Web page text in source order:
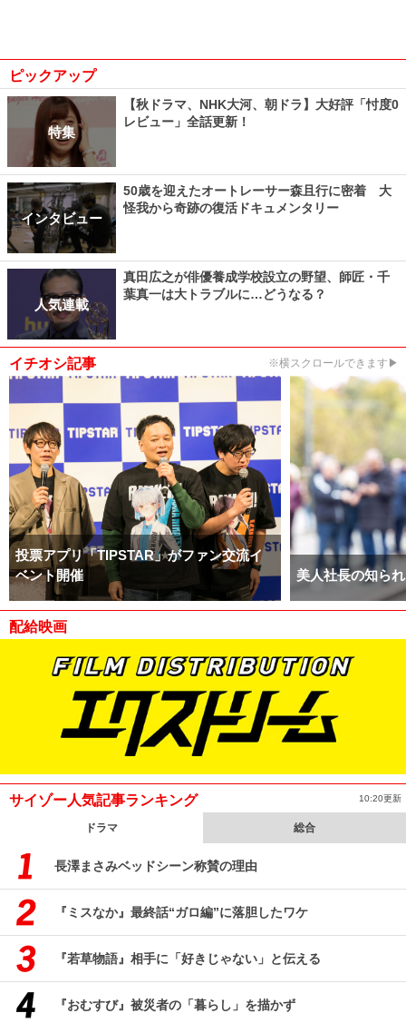
ピックアップ
特集
【秋ドラマ、NHK大河、朝ドラ】大好評「忖度0
レビュー」全話更新！
インタビュー
50歳を迎えたオートレーサー森且行に密着 大
怪我から奇跡の復活ドキュメンタリー
人気連載
真田広之が俳優養成学校設立の野望、師匠・千
葉真一は大トラブルに…どうなる？
イチオシ記事 ※横スクロールできます▶
投票アプリ「TIPSTAR」がファン交流イ
ベント開催
美人社長の知ら
配給映画
サイゾー人気記事ランキング 10:20更新
ドラマ 総合
長澤まさみベッドシーン称賛の理由
『ミスなか』最終話“ガロ編”に落胆したワケ
『若草物語』相手に「好きじゃない」と伝える
『おむすび』被災者の「暮らし」を描かず